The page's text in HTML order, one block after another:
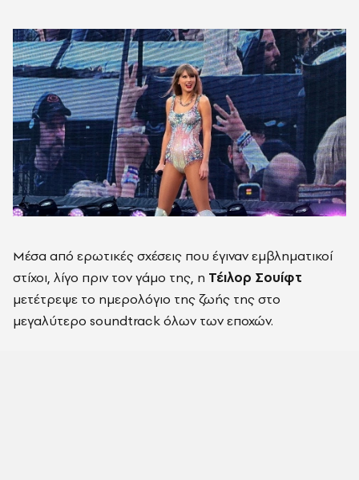
Μέσα από ερωτικές σχέσεις που έγιναν εμβληματικοί
στίχοι, λίγο πριν τον γάμο της, η Τέιλορ Σουίφτ
μετέτρεψε το ημερολόγιο της ζωής της στο
μεγαλύτερο soundtrack όλων των εποχών.